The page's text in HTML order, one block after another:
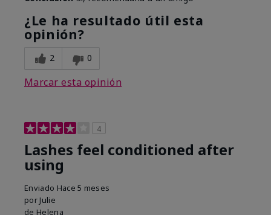
¿Le ha resultado útil esta
opinión?
2 0
Marcar esta opinión
4
Lashes feel conditioned after
using
Enviado Hace 5 meses
por Julie
de Helena